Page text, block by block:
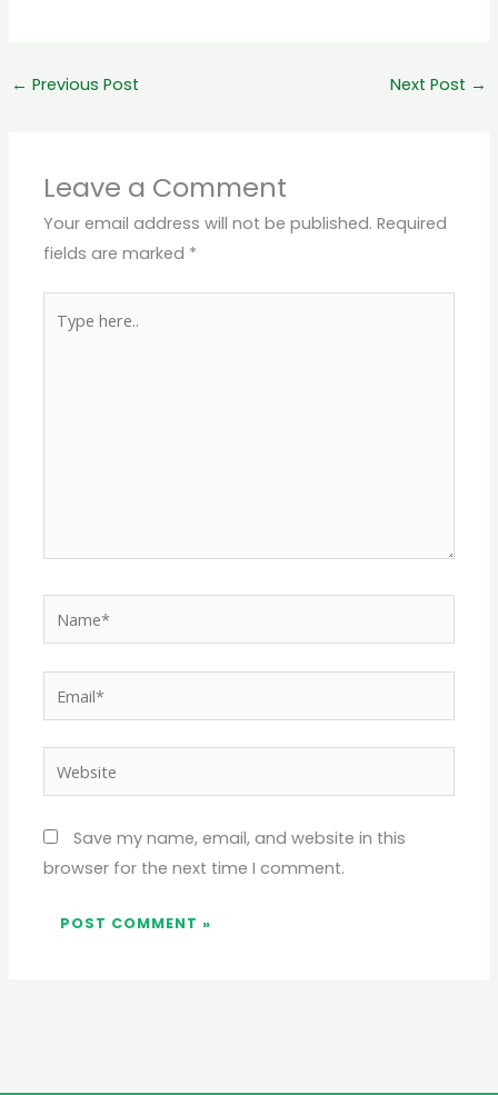
← Previous Post Next Post →
Leave a Comment
Your email address will not be published. Required
fields are marked *
here..
Website
Save my name, email, and website in this
browser for the next time I comment.